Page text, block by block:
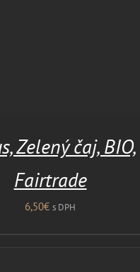
Zelený čaj, BIO,
Fairtrade
6,50€ s DPH